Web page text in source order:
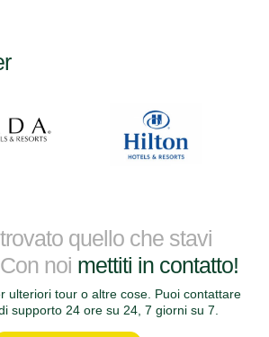
quello che stavi
noi mettiti in contatto!
ulteriori tour o altre cose. Puoi contattare
supporto 24 ore su 24, 7 giorni su 7.